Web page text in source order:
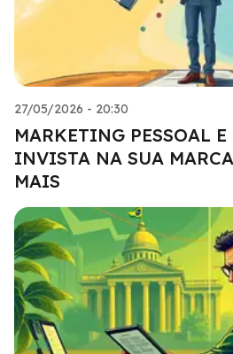
27/05/2026 - 20:30
MARKETING PESSOAL
INVISTA NA SUA
MAIS